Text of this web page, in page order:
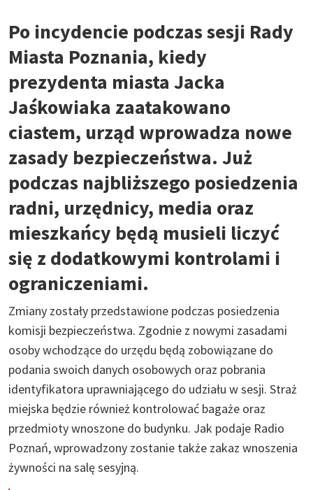
Po incydencie podczas sesji Rady
Miasta Poznania, kiedy
prezydenta miasta Jacka
Jaśkowiaka zaatakowano
ciastem, urząd wprowadza nowe
zasady bezpieczeństwa. Już
podczas najbliższego posiedzenia
radni, urzędnicy, media oraz
mieszkańcy będą musieli liczyć
się z dodatkowymi kontrolami i
ograniczeniami.
Zmiany zostały przedstawione podczas posiedzenia
komisji bezpieczeństwa. Zgodnie z nowymi zasadami
osoby wchodzące do urzędu będą zobowiązane do
podania swoich danych osobowych oraz pobrania
identyfikatora uprawniającego do udziału w sesji. Straż
miejska będzie również kontrolować bagaże oraz
przedmioty wnoszone do budynku. Jak podaje Radio
Poznań, wprowadzony zostanie także zakaz wnoszenia
żywności na salę sesyjną.